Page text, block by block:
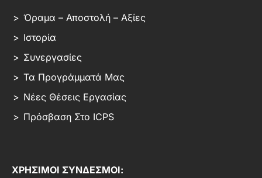
Όραμα – Αποστολή – Αξίες
Ιστορία
Συνεργασίες
Τα Προγράμματά Μας
Νέες Θέσεις Εργασίας
Πρόσβαση Στο ICPS
ΧΡΗΣΙΜΟΙ ΣΥΝΔΕΣΜΟΙ: